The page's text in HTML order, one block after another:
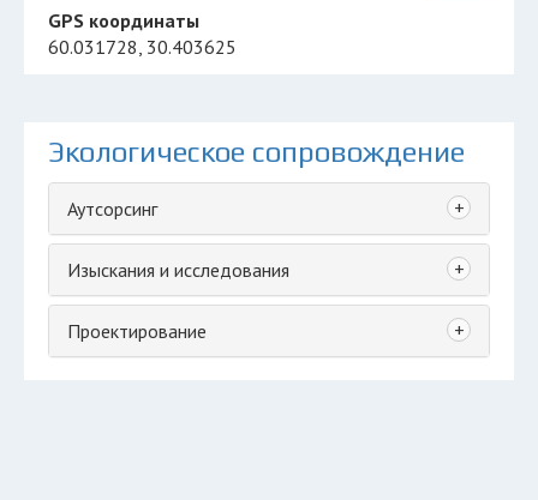
GPS координаты
60.031728, 30.403625
Экологическое сопровождение
Аутсорсинг +
Изыскания и исследования +
Проектирование +